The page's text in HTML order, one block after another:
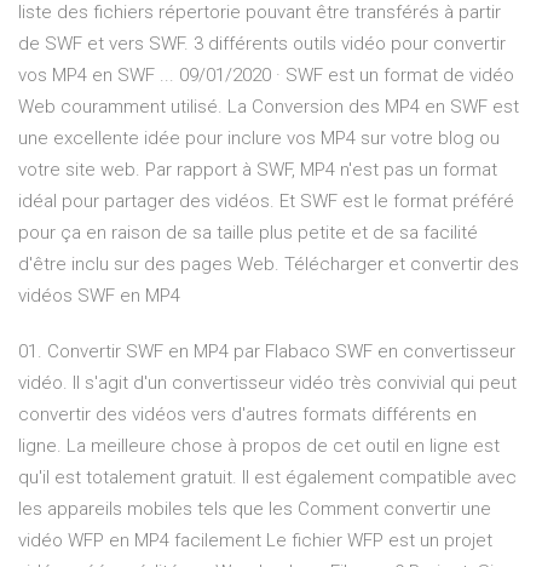
liste des fichiers répertorie pouvant être transférés à partir
de SWF et vers SWF. 3 différents outils vidéo pour convertir
vos MP4 en SWF ... 09/01/2020 · SWF est un format de vidéo
Web couramment utilisé. La Conversion des MP4 en SWF est
une excellente idée pour inclure vos MP4 sur votre blog ou
votre site web. Par rapport à SWF, MP4 n'est pas un format
idéal pour partager des vidéos. Et SWF est le format préféré
pour ça en raison de sa taille plus petite et de sa facilité
d'être inclu sur des pages Web. Télécharger et convertir des
vidéos SWF en MP4
01. Convertir SWF en MP4 par Flabaco SWF en convertisseur
vidéo. Il s'agit d'un convertisseur vidéo très convivial qui peut
convertir des vidéos vers d'autres formats différents en
ligne. La meilleure chose à propos de cet outil en ligne est
qu'il est totalement gratuit. Il est également compatible avec
les appareils mobiles tels que les Comment convertir une
vidéo WFP en MP4 facilement Le fichier WFP est un projet